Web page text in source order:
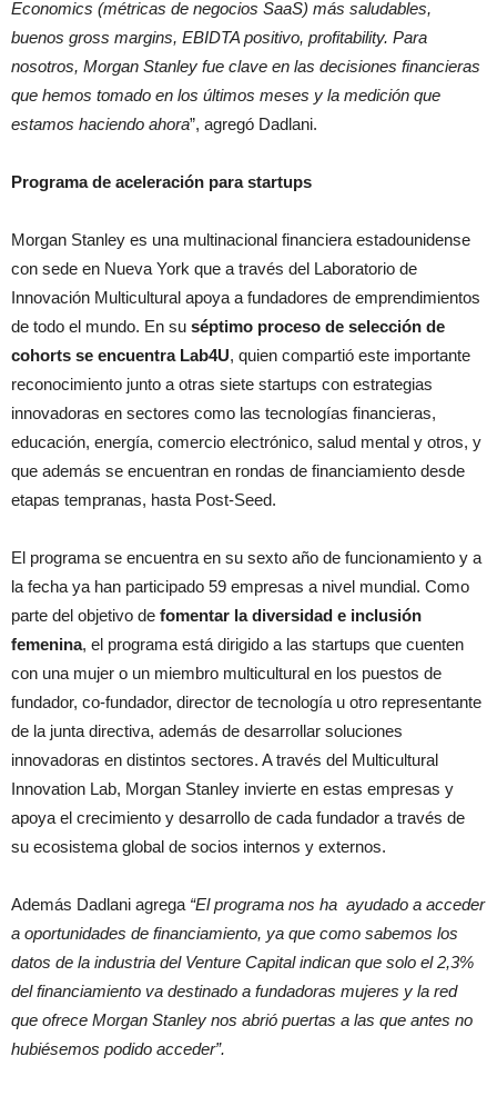
Economics (métricas de negocios SaaS) más saludables,
buenos gross margins, EBIDTA positivo, profitability. Para
nosotros, Morgan Stanley fue clave en las decisiones financieras
que hemos tomado en los últimos meses y la medición que
estamos haciendo ahora”, agregó Dadlani.
Programa de aceleración para startups
Morgan Stanley es una multinacional financiera estadounidense
con sede en Nueva York que a través del Laboratorio de
Innovación Multicultural apoya a fundadores de emprendimientos
de todo el mundo. En su séptimo proceso de selección de
cohorts se encuentra Lab4U, quien compartió este importante
reconocimiento junto a otras siete startups con estrategias
innovadoras en sectores como las tecnologías financieras,
educación, energía, comercio electrónico, salud mental y otros, y
que además se encuentran en rondas de financiamiento desde
etapas tempranas, hasta Post-Seed.
El programa se encuentra en su sexto año de funcionamiento y a
la fecha ya han participado 59 empresas a nivel mundial. Como
parte del objetivo de fomentar la diversidad e inclusión
femenina, el programa está dirigido a las startups que cuenten
con una mujer o un miembro multicultural en los puestos de
fundador, co-fundador, director de tecnología u otro representante
de la junta directiva, además de desarrollar soluciones
innovadoras en distintos sectores. A través del Multicultural
Innovation Lab, Morgan Stanley invierte en estas empresas y
apoya el crecimiento y desarrollo de cada fundador a través de
su ecosistema global de socios internos y externos.
Además Dadlani agrega “El programa nos ha ayudado a acceder
a oportunidades de financiamiento, ya que como sabemos los
datos de la industria del Venture Capital indican que solo el 2,3%
del financiamiento va destinado a fundadoras mujeres y la red
que ofrece Morgan Stanley nos abrió puertas a las que antes no
hubiésemos podido acceder”.